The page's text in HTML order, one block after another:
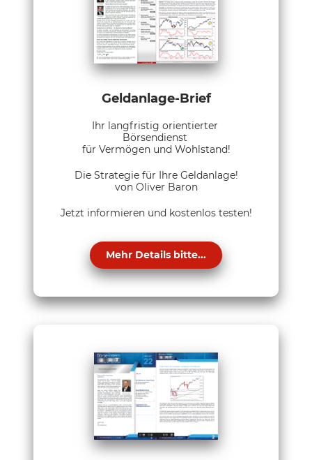
Geldanlage-Brief
Ihr langfristig orientierter
Börsendienst
für Vermögen und Wohlstand!
Die Strategie für Ihre Geldanlage!
von Oliver Baron
Jetzt informieren und kostenlos testen!
Mehr Details bitte...